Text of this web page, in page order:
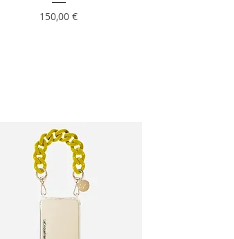
Prix
150,00 €